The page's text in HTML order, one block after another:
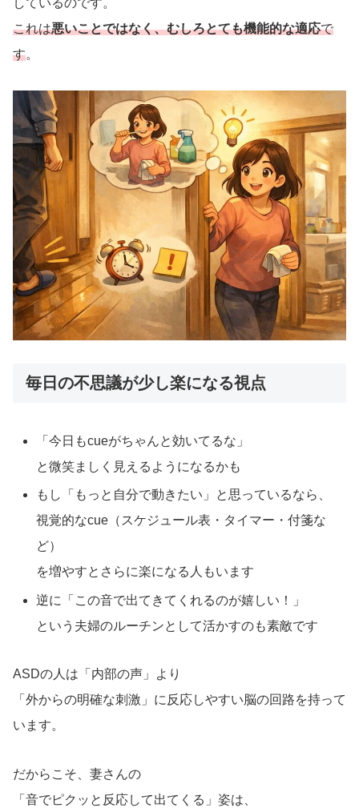
しているのです。
これは悪いことではなく、むしろとても機能的な適応で
す。
毎日の不思議が少し楽になる視点
「今日もcueがちゃんと効いてるな」
と微笑ましく見えるようになるかも
もし「もっと自分で動きたい」と思っているなら、
視覚的なcue（スケジュール表・タイマー・付箋な
ど）
を増やすとさらに楽になる人もいます
逆に「この音で出てきてくれるのが嬉しい！」
という夫婦のルーチンとして活かすのも素敵です
ASDの人は「内部の声」より
「外からの明確な刺激」に反応しやすい脳の回路を持って
います。
だからこそ、妻さんの
「音でピクッと反応して出てくる」姿は、